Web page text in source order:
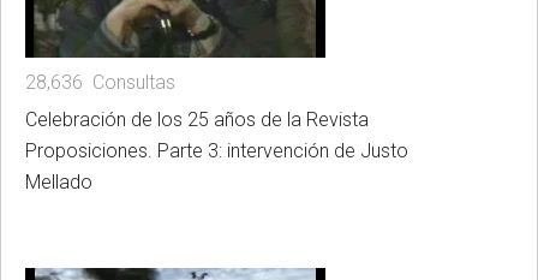
28,636 Consultas
Celebración de los 25 años de la Revista
Proposiciones. Parte 3: intervención de Justo
Mellado